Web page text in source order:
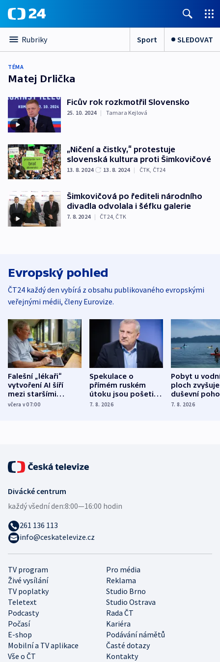
Rubriky Sport SLEDOVAT
TÉMA
Matej Drlička
Ficův rok rozkmotřil Slovensko
25. 10. 2024 | Tamara Kejlová
„Ničení a čistky,“ protestuje
slovenská kultura proti Šimkovičové
13. 8. 2024 13. 8. 2024 | ČTK ČT24
Šimkovičová po řediteli národního
divadla odvolala i šéfku galerie
7. 8. 2024 | ČT24, ČTK
Evropský pohled
ČT24 každý den vybírá z obsahu publikovaného evropskými
veřejnými médii, členy Eurovize.
Falešní „lékaři“
vytvoření AI šíří
mezi staršími
Poláky nebezpečné
včera v 07:00
Spekulace o
přímém ruském
útoku jsou pošetilé,
míní estonský
7. 8. 2026
Pobyt u
ploch zvyšuje
duševní
ukázala
7. 8. 2026
TV program
Pro média
Živé vysílání
Reklama
TV poplatky
Studio Brno
Teletext
Studio Ostrava
Podcasty
Rada ČT
Počasí
Kariéra
E-shop
Podávání námětů
Mobilní a TV aplikace
Časté dotazy
Vše o ČT
Kontakty
Divácké centrum
každý všední den:8:00—16:00 hodin
261 136 113
info@ceskatelevize.cz